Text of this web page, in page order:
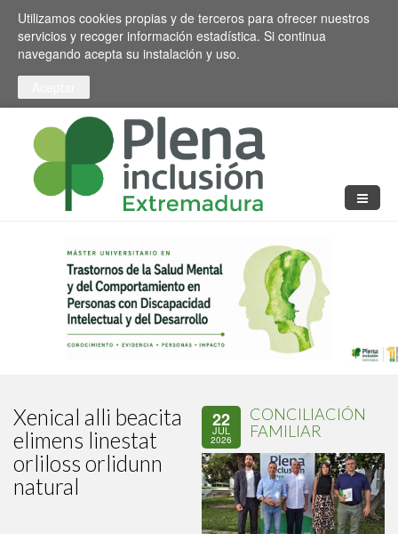
Pasar al contenido principal
Toggle high contrast
Utilizamos cookies propias y de terceros para ofrecer nuestros
servicios y recoger información estadística. Si continua
navegando acepta su instalación y uso.
Xenical alli beacita
elimens linestat
orliloss orlidunn
natural
22
JUL
2026
CONCILIACIÓN
FAMILIAR